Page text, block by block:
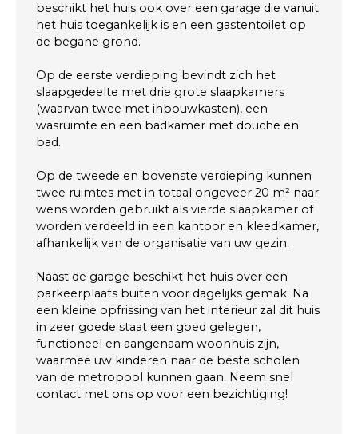
beschikt het huis ook over een garage die vanuit
het huis toegankelijk is en een gastentoilet op
de begane grond.
Op de eerste verdieping bevindt zich het
slaapgedeelte met drie grote slaapkamers
(waarvan twee met inbouwkasten), een
wasruimte en een badkamer met douche en
bad.
Op de tweede en bovenste verdieping kunnen
twee ruimtes met in totaal ongeveer 20 m² naar
wens worden gebruikt als vierde slaapkamer of
worden verdeeld in een kantoor en kleedkamer,
afhankelijk van de organisatie van uw gezin.
Naast de garage beschikt het huis over een
parkeerplaats buiten voor dagelijks gemak. Na
een kleine opfrissing van het interieur zal dit huis
in zeer goede staat een goed gelegen,
functioneel en aangenaam woonhuis zijn,
waarmee uw kinderen naar de beste scholen
van de metropool kunnen gaan. Neem snel
contact met ons op voor een bezichtiging!